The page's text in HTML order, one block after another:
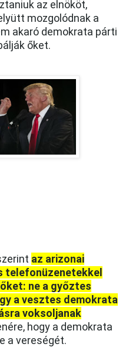
az elnököt,
mozgolódnak a
akaró demokrata párti
őket.
az arizonai
telefonüzenetekkel
ne a győztes
a vesztes demokrata
voksoljanak
hogy a demokrata
a vereségét.